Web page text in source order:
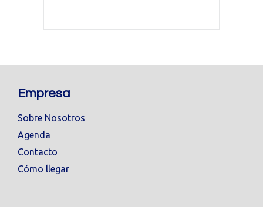
Empresa
Sobre Nosotros
Agenda
Contacto
Cómo llegar